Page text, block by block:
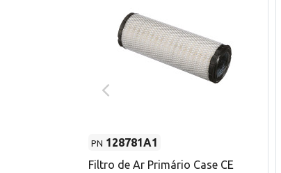
PN 128781A1
Filtro de Ar Primário Case CE